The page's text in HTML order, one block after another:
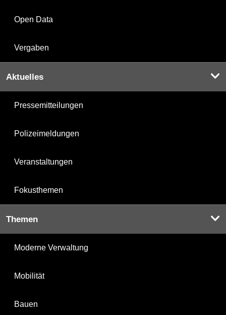
Open Data
Vergaben
Aktuelles
Pressemitteilungen
Polizeimeldungen
Veranstaltungen
Fokusthemen
Themen
Moderne Verwaltung
Mobilität
Bauen